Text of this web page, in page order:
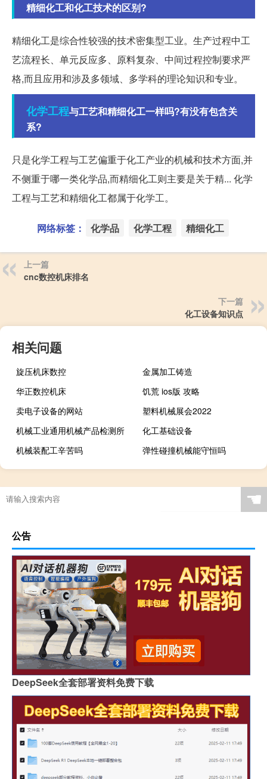
精细化工和化工技术的区别?
精细化工是综合性较强的技术密集型工业。生产过程中工
艺流程长、单元反应多、原料复杂、中间过程控制要求严
格,而且应用和涉及多领域、多学科的理论知识和专业。
化学工程与工艺和精细化工一样吗?有没有包含关
系?
只是化学工程与工艺偏重于化工产业的机械和技术方面,并
不侧重于哪一类化学品,而精细化工则主要是关于精... 化学
工程与工艺和精细化工都属于化学工。
网络标签： 化学品 化学工程 精细化工
上一篇
cnc数控机床排名
下一篇
化工设备知识点
相关问题
旋压机床数控
金属加工铸造
华正数控机床
饥荒 ios版 攻略
卖电子设备的网站
塑料机械展会2022
机械工业通用机械产品检测所
化工基础设备
机械装配工辛苦吗
弹性碰撞机械能守恒吗
☚
公告
DeepSeek全套部署资料免费下载